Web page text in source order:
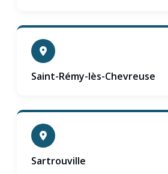
Saint-Rémy-lès-Chevreuse
Sartrouville